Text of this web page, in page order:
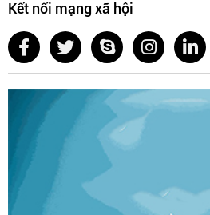
Kết nối mạng xã hội